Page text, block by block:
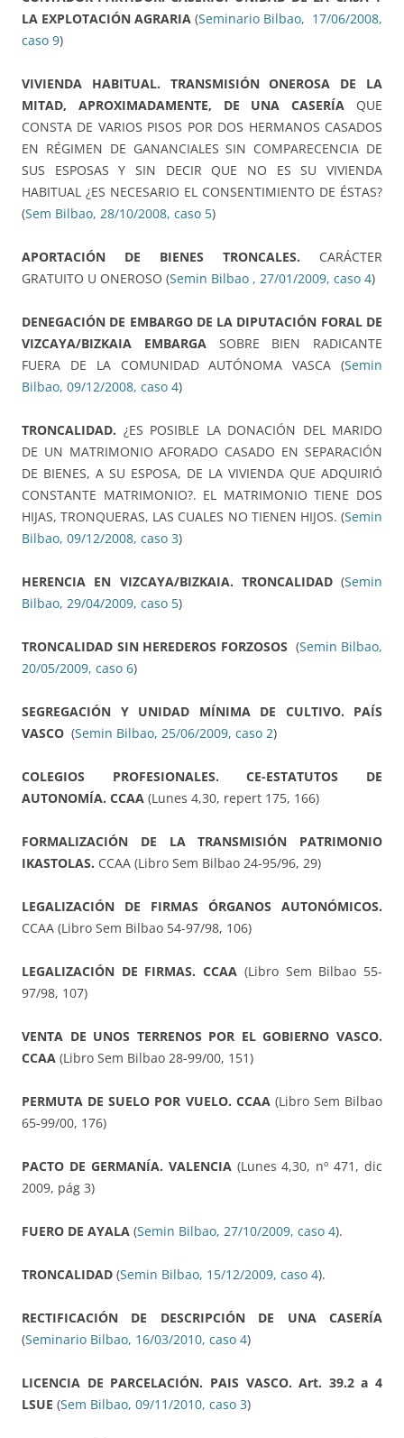
LA EXPLOTACIÓN AGRARIA (Seminario Bilbao, 17/06/2008,
caso 9)
VIVIENDA HABITUAL. TRANSMISIÓN ONEROSA DE LA
MITAD, APROXIMADAMENTE, DE UNA CASERÍA QUE
CONSTA DE VARIOS PISOS POR DOS HERMANOS CASADOS
EN RÉGIMEN DE GANANCIALES SIN COMPARECENCIA DE
SUS ESPOSAS Y SIN DECIR QUE NO ES SU VIVIENDA
HABITUAL ¿ES NECESARIO EL CONSENTIMIENTO DE ÉSTAS?
(Sem Bilbao, 28/10/2008, caso 5)
APORTACIÓN DE BIENES TRONCALES. CARÁCTER
GRATUITO U ONEROSO (Semin Bilbao , 27/01/2009, caso 4)
DENEGACIÓN DE EMBARGO DE LA DIPUTACIÓN FORAL DE
VIZCAYA/BIZKAIA EMBARGASOBRE BIEN RADICANTE
FUERA DE LA COMUNIDAD AUTÓNOMA VASCA (Semin
Bilbao, 09/12/2008, caso 4)
TRONCALIDAD. ¿ES POSIBLE LA DONACIÓN DEL MARIDO
DE UN MATRIMONIO AFORADO CASADO EN SEPARACIÓN
DE BIENES, A SU ESPOSA, DE LA VIVIENDA QUE ADQUIRIÓ
CONSTANTE MATRIMONIO?. EL MATRIMONIO TIENE DOS
HIJAS, TRONQUERAS, LAS CUALES NO TIENEN HIJOS. (Semin
Bilbao, 09/12/2008, caso 3)
HERENCIA EN VIZCAYA/BIZKAIA. TRONCALIDAD(Semin
Bilbao, 29/04/2009, caso 5)
TRONCALIDAD SIN HEREDEROS FORZOSOS (Semin Bilbao,
20/05/2009, caso 6)
SEGREGACIÓN Y UNIDAD MÍNIMA DE CULTIVO. PAÍS
VASCO (Semin Bilbao, 25/06/2009, caso 2)
COLEGIOS PROFESIONALES. CE-ESTATUTOS DE
AUTONOMÍA. CCAA (Lunes 4,30, repert 175, 166)
FORMALIZACIÓN DE LA TRANSMISIÓN PATRIMONIO
IKASTOLAS. CCAA (Libro Sem Bilbao 24-95/96, 29)
LEGALIZACIÓN DE FIRMAS ÓRGANOS AUTONÓMICOS.
CCAA (Libro Sem Bilbao 54-97/98, 106)
LEGALIZACIÓN DE FIRMAS. CCAA (Libro Sem Bilbao 55-
97/98, 107)
VENTA DE UNOS TERRENOS POR EL GOBIERNO VASCO.
CCAA (Libro Sem Bilbao 28-99/00, 151)
PERMUTA DE SUELO POR VUELO. CCAA(Libro Sem Bilbao
65-99/00, 176)
PACTO DE GERMANÍA. VALENCIA(Lunes 4,30, nº 471, dic
2009, pág 3)
FUERO DE AYALA (Semin Bilbao, 27/10/2009, caso 4).
TRONCALIDAD (Semin Bilbao, 15/12/2009, caso 4).
RECTIFICACIÓN DE DESCRIPCIÓN DE UNA CASERÍA
(Seminario Bilbao, 16/03/2010, caso 4)
LICENCIA DE PARCELACIÓN. PAIS VASCO. Art. 39.2 a 4
LSUE (Sem Bilbao, 09/11/2010, caso 3)